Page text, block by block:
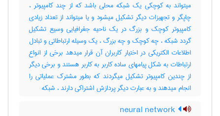
میتواند به کوچکی یک شبکه محلی باشد که از چند کامپیوتر ،
چاپگر و تجهیزات دیگر تشکیل میشود و یا میتواند از تعداد زیادی
کامپیوتر کوچک و بزرگ در یک ناحیه جغرافیایی وسیع تشکیل
گردد شبکه ، چه کوچک و چه بزرگ ، یک وسیله ارتباطاتی و تبادل
اطلاعات الکتریکی در اختیار کاربران آن قرار میدهد برخی از انواع
ارتباطات به شکل پیامهای ساده کاربر به کاربر هستند و برخی دیگر
از چندین کامپیوتر تشکیل میگردند که بطور مشترک عملیاتی را
انجام میدهند و به عبارت دیگر پردازش اشتراکی دارند ، ‌شبکه